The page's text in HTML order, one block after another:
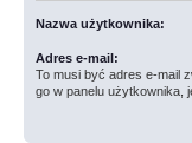
Nazwa użytkownika:
Adres e-mail:
To musi być adres e-mail
go w panelu użytkownika,